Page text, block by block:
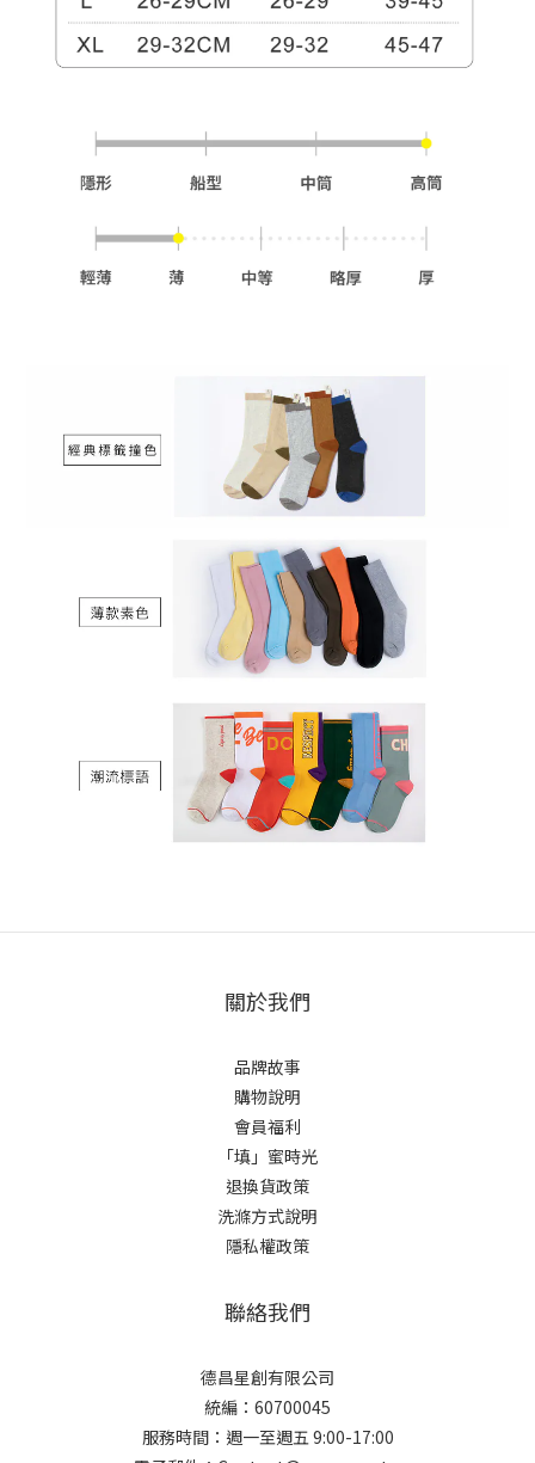
關於我們
品牌故事
購物說明
會員福利
「填」蜜時光
退換貨政策
洗滌方式說明
隱私權政策
聯絡我們
德昌星創有限公司
統編：60700045
服務時間：週一至週五 9:00-17:00